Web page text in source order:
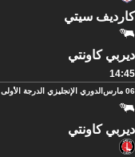
كارديف سيتي
ديربي كاونتي
14:45
06 مارس الدوري الإنجليزي الدرجة الأولى
ديربي كاونتي